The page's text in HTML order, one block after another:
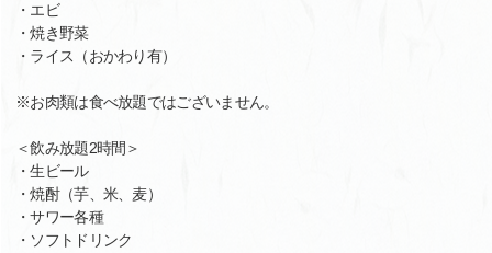
・エビ
・焼き野菜
・ライス（おかわり有）
※お肉類は食べ放題ではございません。
＜飲み放題2時間＞
・生ビール
・焼酎（芋、米、麦）
・サワー各種
・ソフトドリンク